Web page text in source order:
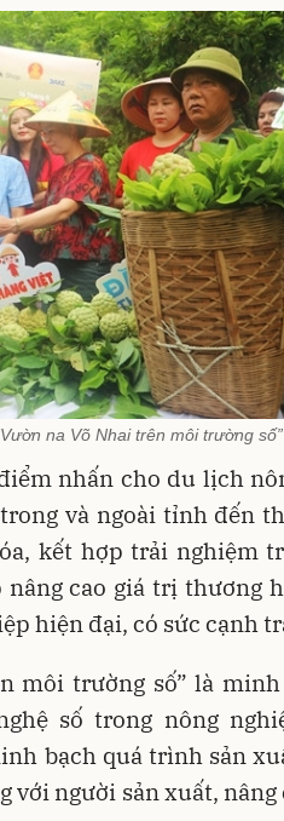
na Võ Nhai trên môi trường
nhấn cho du lịch
và ngoài tỉnh đến
kết hợp trải nghiệm
cao giá trị thương
hiện đại, có sức cạnh
môi trường số” là
số trong nông
bạch quá trình sản
người sản xuất, nâng